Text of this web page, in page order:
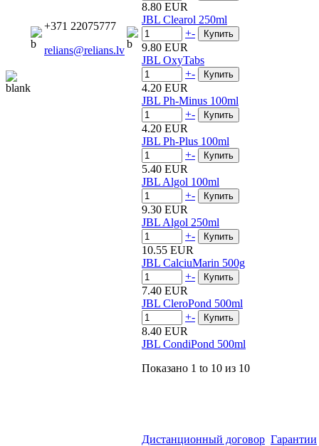
+371 22075777
relians@relians.lv
8.80 EUR
JBL Clearol 250ml
+-
9.80 EUR
JBL OxyTabs
+-
4.20 EUR
JBL Ph-Minus 100ml
+-
4.20 EUR
JBL Ph-Plus 100ml
+-
5.40 EUR
JBL Algol 100ml
+-
9.30 EUR
JBL Algol 250ml
+-
10.55 EUR
JBL CalciuMarin 500g
+-
7.40 EUR
JBL CleroPond 500ml
+-
8.40 EUR
JBL CondiPond 500ml
Показано 1 to 10 из 10
Дистанционный договор Гарантии